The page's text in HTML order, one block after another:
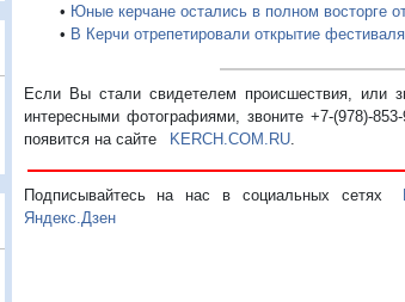
• Юные керчане остались в полном восторге
• В Керчи отрепетировали открытие
Если Вы стали свидетелем происшествия, или
интересными фотографиями, звоните +7-(978)-853-
появится на сайте KERCH.COM.RU.
Подписывайтесь на нас в социальных сетях
Яндекс.Дзен